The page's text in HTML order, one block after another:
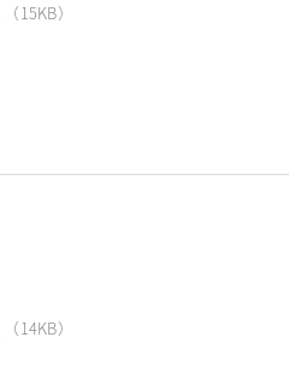
（15KB）
（14KB）